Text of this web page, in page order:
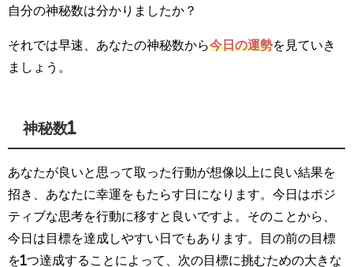
自分の神秘数は分かりましたか？
それでは早速、あなたの神秘数から今日の運勢を見ていき
ましょう。
神秘数1
あなたが良いと思って取った行動が想像以上に良い結果を
招き、あなたに幸運をもたらす日になります。今日はポジ
ティブな思考を行動に移すと良いですよ。そのことから、
今日は目標を達成しやすい日でもあります。目の前の目標
を1つ達成することによって、次の目標に挑むための大きな